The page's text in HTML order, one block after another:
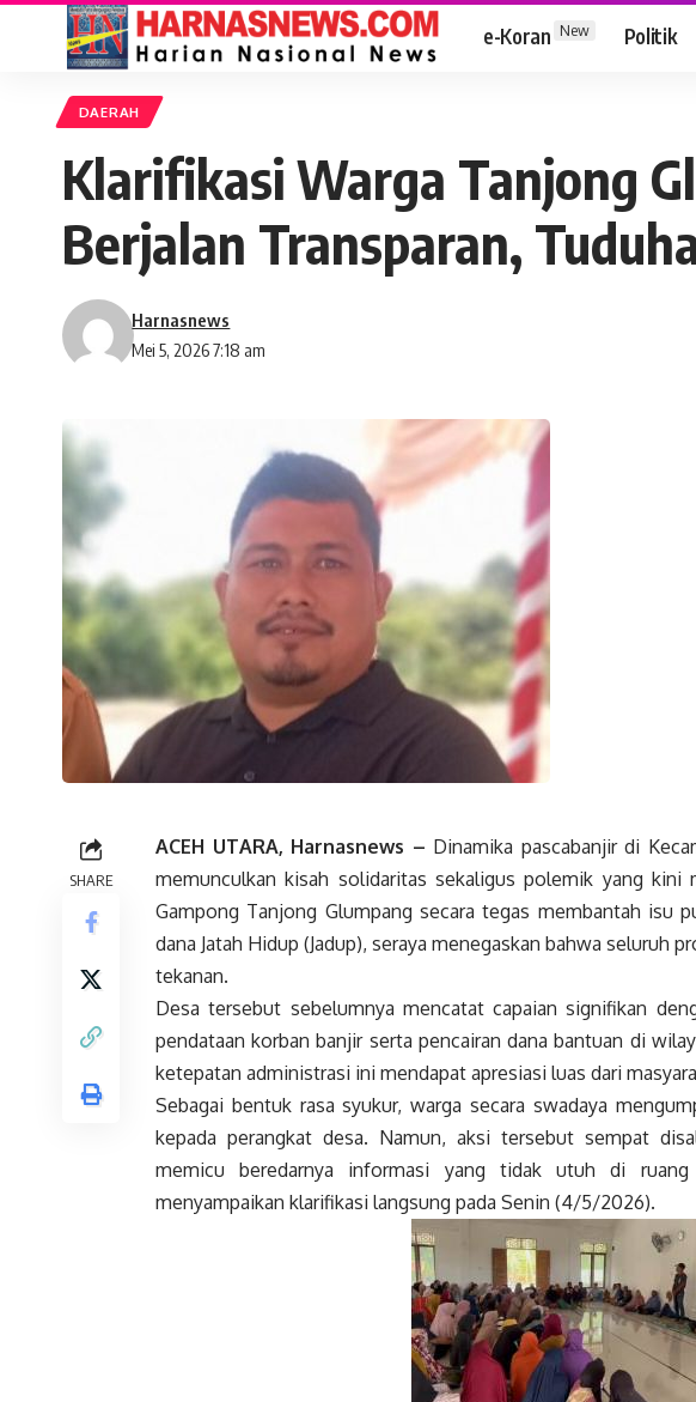
e-Koran New Politik
DAERAH
Klarifikasi Warga Tanjong
Berjalan Transparan,
Mei 5, 2026 7:18 am
Harnasnews
SHARE
ACEH UTARA, Harnasnews – Dinamika pascabanjir di
memunculkan kisah solidaritas sekaligus polemik yang
Gampong Tanjong Glumpang secara tegas membantah isu
dana Jatah Hidup (Jadup), seraya menegaskan bahwa seluruh
tekanan.
Desa tersebut sebelumnya mencatat capaian signifikan
pendataan korban banjir serta pencairan dana bantuan di
ketepatan administrasi ini mendapat apresiasi luas dari
Sebagai bentuk rasa syukur, warga secara swadaya
kepada perangkat desa. Namun, aksi tersebut sempat
memicu beredarnya informasi yang tidak utuh di
menyampaikan klarifikasi langsung pada Senin (4/5/2026).